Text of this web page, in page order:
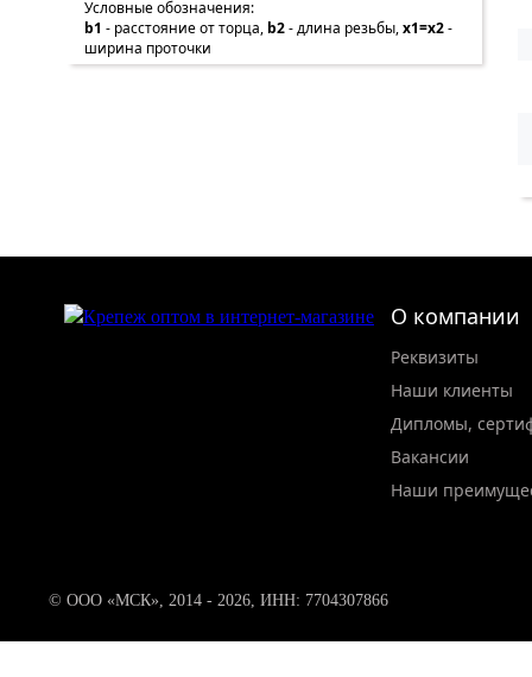
Условные обозначения:
b1 - расстояние от торца, b2- длина резьбы,x1=x2-
ширина проточки
О компании
Реквизиты
Наши клиенты
Дипломы,
Вакансии
Наши
© ООО «МСК», 2014 - 2026, ИНН: 7704307866